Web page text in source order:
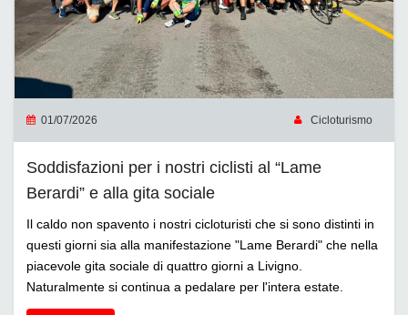
01/07/2026 Cicloturismo
Soddisfazioni per i nostri ciclisti al “Lame
Berardi” e alla gita sociale
Il caldo non spavento i nostri cicloturisti che si sono distinti in
questi giorni sia alla manifestazione "Lame Berardi" che nella
piacevole gita sociale di quattro giorni a Livigno.
Naturalmente si continua a pedalare per l'intera estate.